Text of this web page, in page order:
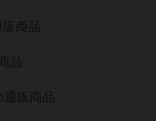
商品
品
販商品